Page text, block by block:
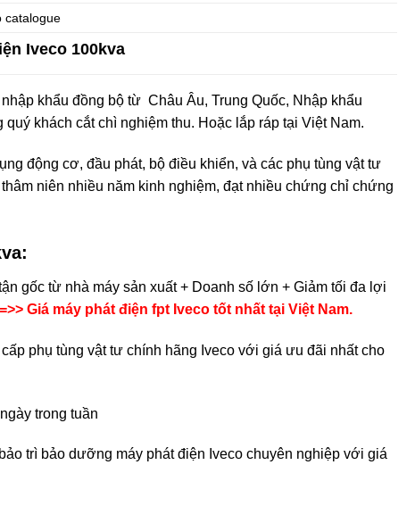
catalogue
Iveco 100kva
khẩu đồng bộ từ Châu Âu, Trung Quốc, Nhập khẩu
khách cắt chì nghiệm thu. Hoặc lắp ráp tại Việt Nam.
động cơ, đầu phát, bộ điều khiển, và các phụ tùng vật tư
niên nhiều năm kinh nghiệm, đạt nhiều chứng chỉ chứng
gốc từ nhà máy sản xuất + Doanh số lớn + Giảm tối đa lợi
Giá máy phát điện fpt Iveco tốt nhất tại Việt Nam.
phụ tùng vật tư chính hãng Iveco với giá ưu đãi nhất cho
trong tuần
trì bảo dưỡng máy phát điện Iveco chuyên nghiệp với giá